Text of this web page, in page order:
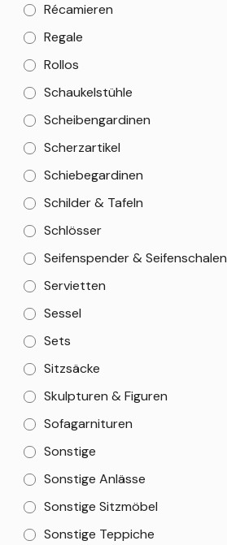
Récamieren
Regale
Rollos
Schaukelstühle
Scheibengardinen
Scherzartikel
Schiebegardinen
Schilder & Tafeln
Schlösser
Seifenspender & Seifenschalen
Servietten
Sessel
Sets
Sitzsäcke
Skulpturen & Figuren
Sofagarnituren
Sonstige
Sonstige Anlässe
Sonstige Sitzmöbel
Sonstige Teppiche